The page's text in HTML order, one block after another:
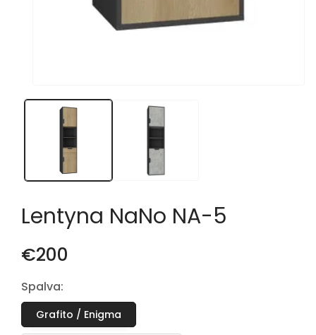
mediją
modaliniame
Lentyna NaNo NA-5
€200
Spalva:
Grafito / Enigma